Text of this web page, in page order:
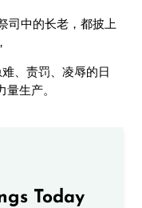
司中的长老，都披上
、责罚、凌辱的日
生产。
Today